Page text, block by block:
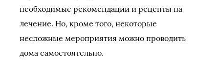
необходимые рекомендации и рецепты на
лечение. Но, кроме того, некоторые
несложные мероприятия можно проводить
дома самостоятельно.